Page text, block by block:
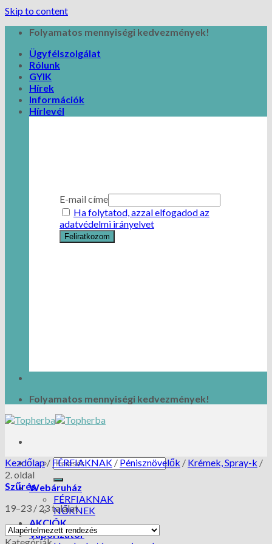
Skip to content
Folyamatos mennyiségi kedvezmények!
Ügyfélszolgálat
Rólunk
GYIK
Hírek
Információk
Hírlevél
E-mail címe
Ha folytatod, azzal elfogadod az
adatvédelmi irányelvet
Folyamatos mennyiségi kedvezmények!
Webáruház
FÉRFIAKNAK
NŐKNEK
AKCIÓK
Vaporizátor
Kezdőlap / FÉRFIAKNAK / Pénisznövelők / Krémek, Spray-k /
2. oldal
Szűrés
19–23 / 23 találat